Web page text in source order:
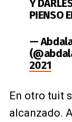
Y
PIENSO
—
2021
En otro tuit
alcanzado.